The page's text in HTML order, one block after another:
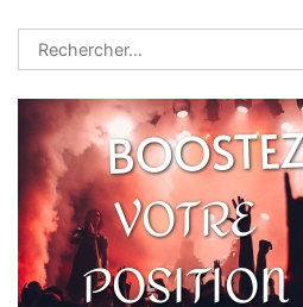
Rechercher :